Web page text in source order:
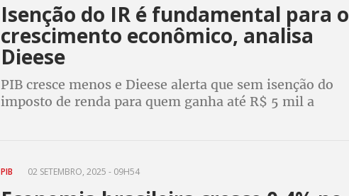
Isenção do IR é fundamental para o
crescimento econômico, analisa
Dieese
PIB cresce menos e Dieese alerta que sem isenção do
imposto de renda para quem ganha até R$ 5 mil a
PIB 02 SETEMBRO, 2025 - 09H54